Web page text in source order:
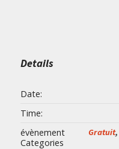
Details
Date:
Time:
évènement
Categories
Gratuit,